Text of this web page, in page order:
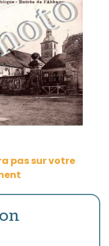
pas sur votre